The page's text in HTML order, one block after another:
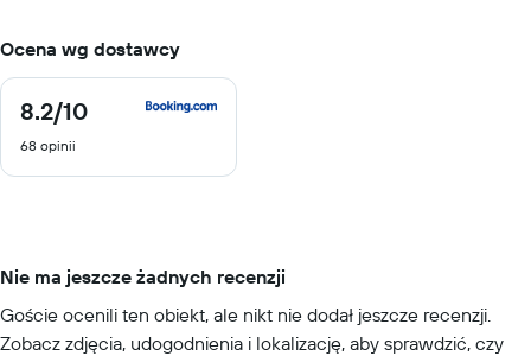
Ocena wg dostawcy
8.2/10
8.2
10
68 opinii
Nie ma jeszcze żadnych recenzji
Goście ocenili ten obiekt, ale nikt nie dodał jeszcze recenzji.
Zobacz zdjęcia, udogodnienia i lokalizację, aby sprawdzić, czy